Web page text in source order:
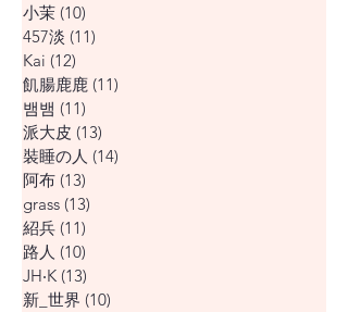
小茉 (10)
457淡 (11)
Kai (12)
飢腸鹿鹿 (11)
뱀뱀 (11)
派大皮 (13)
裝睡の人 (14)
阿布 (13)
grass (13)
紹兵 (11)
路人 (10)
JH‧K (13)
新_世界 (10)